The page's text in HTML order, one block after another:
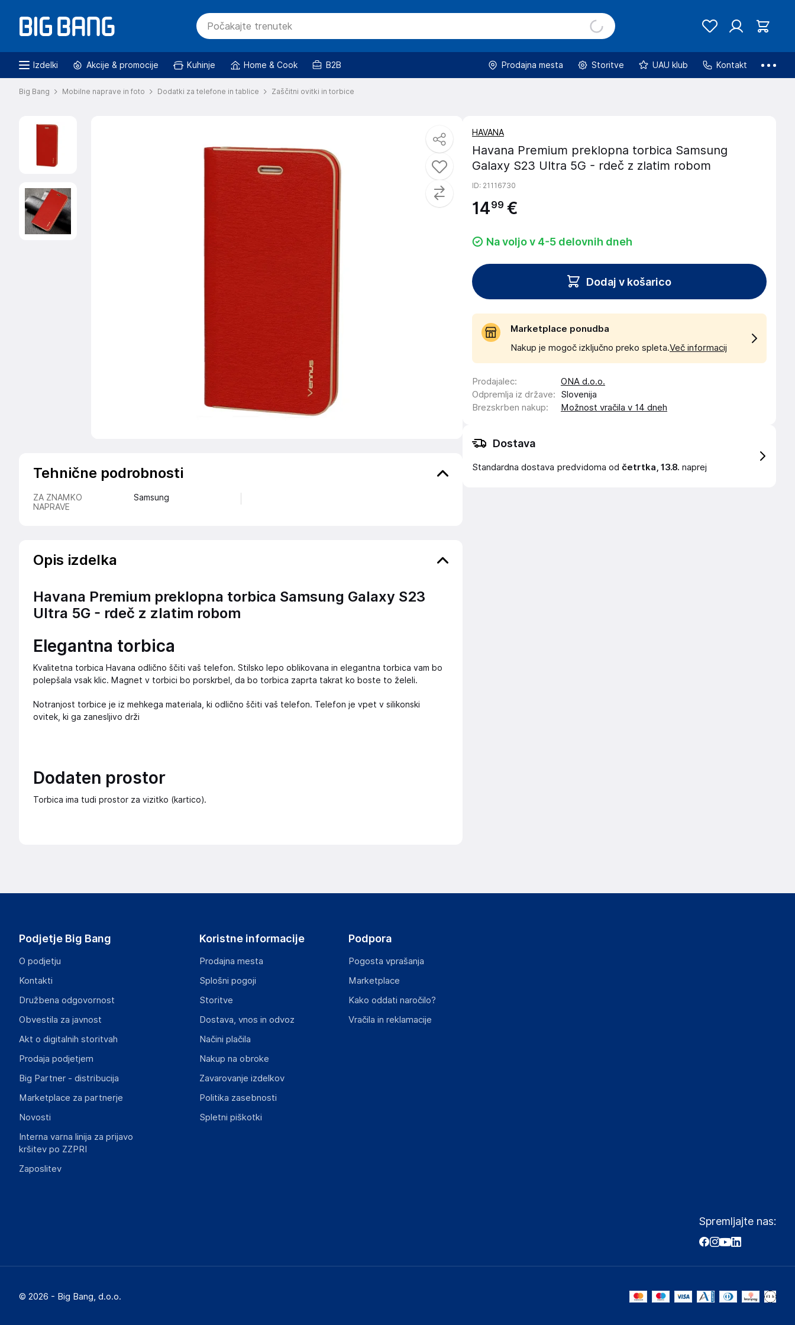
Izdelki Akcije & promocije Kuhinje Home & Cook B2B Prodajna mesta Storitve UAU klub Kontakt
Big Bang Mobilne naprave in foto Dodatki za telefone in tablice Zaščitni ovitki in torbice
Tehnične podrobnosti
ZA ZNAMKO
NAPRAVE
Samsung
Opis izdelka
Havana Premium preklopna torbica Samsung Galaxy S23
Ultra 5G - rdeč z zlatim robom
Elegantna torbica
Kvalitetna torbica Havana odlično ščiti vaš telefon. Stilsko lepo oblikovana in elegantna torbica vam bo
polepšala vsak klic. Magnet v torbici bo porskrbel, da bo torbica zaprta takrat ko boste to želeli.
Notranjost torbice je iz mehkega materiala, ki odlično ščiti vaš telefon. Telefon je vpet v silikonski
ovitek, ki ga zanesljivo drži
Dodaten prostor
Torbica ima tudi prostor za vizitko (kartico).
HAVANA
Havana Premium preklopna torbica Samsung
Galaxy S23 Ultra 5G - rdeč z zlatim robom
ID: 21116730
1499 €
Na voljo v 4-5 delovnih dneh
Dodaj v košarico
Marketplace ponudba
Nakup je mogoč izključno preko spleta.Več informacij
Prodajalec:
ONA d.o.o.
Odpremlja iz države:
Slovenija
Brezskrben nakup: Možnost vračila v 14 dneh
Dostava
Standardna dostava predvidoma od četrtka, 13.8. naprej
Podjetje Big Bang
O podjetju
Kontakti
Družbena odgovornost
Obvestila za javnost
Akt o digitalnih storitvah
Prodaja podjetjem
Big Partner - distribucija
Marketplace za partnerje
Novosti
Interna varna linija za prijavo
kršitev po ZZPRI
Zaposlitev
Koristne informacije
Prodajna mesta
Splošni pogoji
Storitve
Dostava, vnos in odvoz
Načini plačila
Nakup na obroke
Zavarovanje izdelkov
Politika zasebnosti
Spletni piškotki
Podpora
Pogosta vprašanja
Marketplace
Kako oddati naročilo?
Vračila in reklamacije
Spremljajte nas:
© 2026 - Big Bang, d.o.o.